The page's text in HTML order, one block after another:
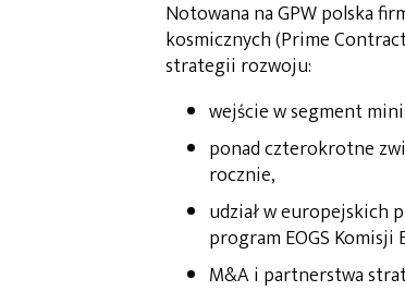
Notowana na GPW polska
kosmicznych (Prime
strategii rozwoju:
wejście w segment
ponad czterokrotne
rocznie,
udział w europejskich
program EOGS Komisji
M&A i partnerstwa